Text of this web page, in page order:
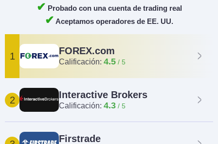
✔ Probado con una cuenta de trading real
✔ Aceptamos operadores de EE. UU.
1 FOREX.com
Calificación: 4.5
2 Interactive Brokers
Calificación: 4.3
Firstrade